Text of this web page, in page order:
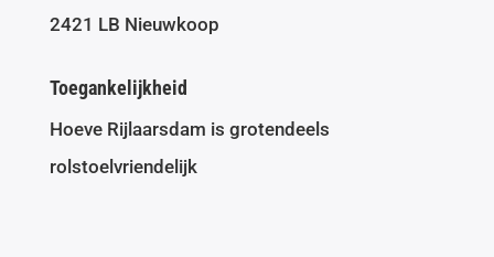
2421 LB Nieuwkoop
Toegankelijkheid
Hoeve Rijlaarsdam is grotendeels
rolstoelvriendelijk